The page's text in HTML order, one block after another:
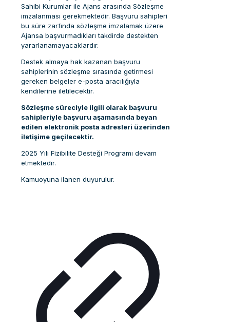
Sahibi Kurumlar ile Ajans arasında Sözleşme
imzalanması gerekmektedir. Başvuru sahipleri
bu süre zarfında sözleşme imzalamak üzere
Ajansa başvurmadıkları takdirde destekten
yararlanamayacaklardır.
Destek almaya hak kazanan başvuru
sahiplerinin sözleşme sırasında getirmesi
gereken belgeler e-posta aracılığıyla
kendilerine iletilecektir.
Sözleşme süreciyle ilgili olarak başvuru
sahipleriyle başvuru aşamasında beyan
edilen elektronik posta adresleri üzerinden
iletişime geçilecektir.
2025 Yılı Fizibilite Desteği Programı devam
etmektedir.
Kamuoyuna ilanen duyurulur.